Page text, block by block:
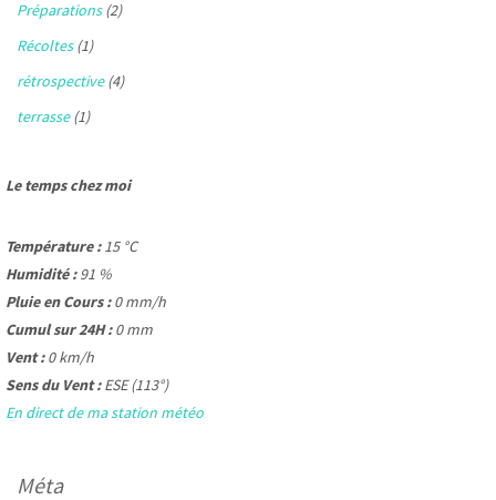
Préparations(2)
Récoltes(1)
rétrospective(4)
terrasse(1)
Le temps chez moi
Température :15 °C
Humidité :91 %
Pluie en Cours :0 mm/h
Cumul sur 24H :0 mm
Vent :0 km/h
Sens du Vent :ESE (113°)
En direct de ma station météo
Méta